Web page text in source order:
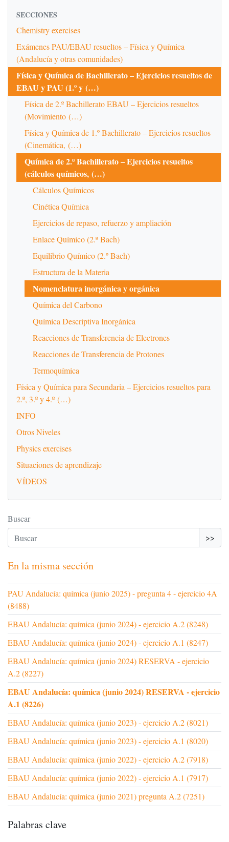
SECCIONES
Chemistry exercises
Exámenes PAU/EBAU resueltos – Física y Química
(Andalucía y otras comunidades)
Física y Química de Bachillerato – Ejercicios resueltos de
EBAU y PAU (1.º y (…)
Física de 2.º Bachillerato EBAU – Ejercicios resueltos
(Movimiento (…)
Física y Química de 1.º Bachillerato – Ejercicios resueltos
(Cinemática, (…)
Química de 2.º Bachillerato – Ejercicios resueltos
(cálculos químicos, (…)
Cálculos Químicos
Cinética Química
Ejercicios de repaso, refuerzo y ampliación
Enlace Químico (2.º Bach)
Equilibrio Químico (2.º Bach)
Estructura de la Materia
Nomenclatura inorgánica y orgánica
Química del Carbono
Química Descriptiva Inorgánica
Reacciones de Transferencia de Electrones
Reacciones de Transferencia de Protones
Termoquímica
Física y Química para Secundaria – Ejercicios resueltos para
2.º, 3.º y 4.º (…)
INFO
Otros Niveles
Physics exercises
Situaciones de aprendizaje
VÍDEOS
Buscar
>>
En la misma sección
PAU Andalucía: química (junio 2025) - pregunta 4 - ejercicio 4A
(8488)
EBAU Andalucía: química (junio 2024) - ejercicio A.2 (8248)
EBAU Andalucía: química (junio 2024) - ejercicio A.1 (8247)
EBAU Andalucía: química (junio 2024) RESERVA - ejercicio
A.2 (8227)
EBAU Andalucía: química (junio 2024) RESERVA - ejercicio
A.1 (8226)
EBAU Andalucía: química (junio 2023) - ejercicio A.2 (8021)
EBAU Andalucía: química (junio 2023) - ejercicio A.1 (8020)
EBAU Andalucía: química (junio 2022) - ejercicio A.2 (7918)
EBAU Andalucía: química (junio 2022) - ejercicio A.1 (7917)
EBAU Andalucía: química (junio 2021) pregunta A.2 (7251)
Palabras clave